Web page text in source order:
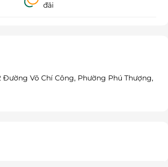
đãi
Võ Chí Công, Phường Phú Thượng,